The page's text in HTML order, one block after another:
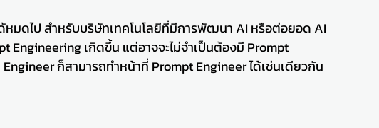
หมดไป สำหรับบริษัทเทคโนโลยีที่มีการพัฒนา AI หรือต่อยอด AI
Engineering เกิดขึ้น แต่อาจจะไม่จำเป็นต้องมี Prompt
ก็สามารถทำหน้าที่ Prompt Engineer ได้เช่นเดียวกัน